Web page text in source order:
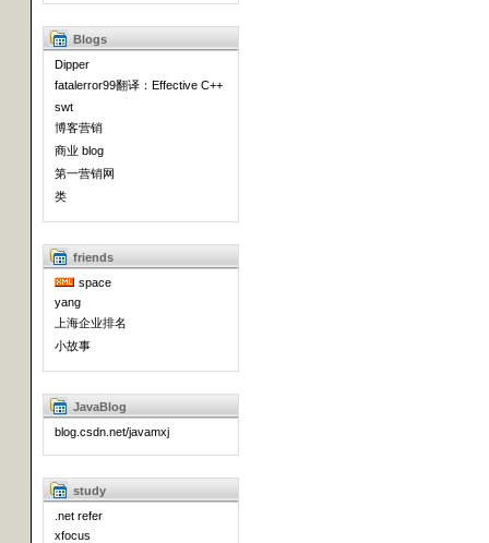
Blogs
Dipper
fatalerror99翻译：Effective C++
swt
博客营销
商业 blog
第一营销网
类
friends
space
yang
上海企业排名
小故事
JavaBlog
blog.csdn.net/javamxj
study
.net refer
xfocus